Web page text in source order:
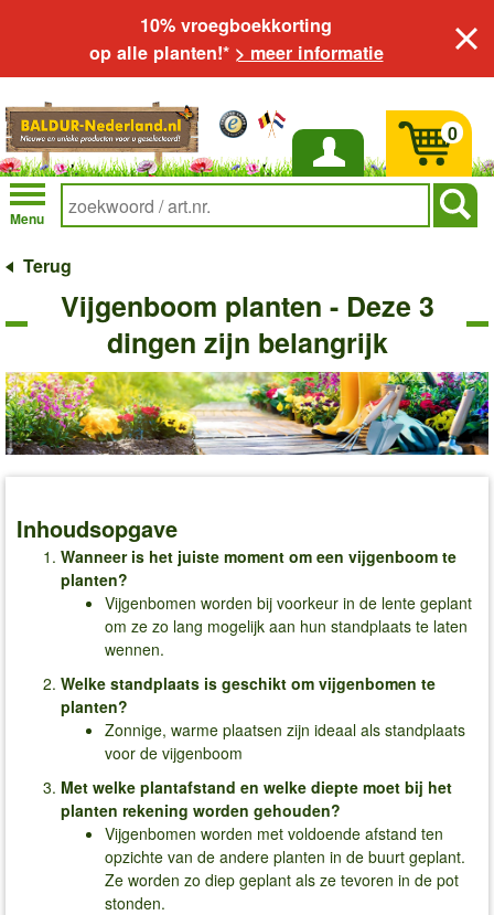
10% vroegboekkorting
op alle planten!* > meer informatie
Inloggen
Menu
0
Terug
Vijgenboom planten - Deze 3
dingen zijn belangrijk
Inhoudsopgave
Wanneer is het juiste moment om een vijgenboom te
planten?
Vijgenbomen worden bij voorkeur in de lente geplant
om ze zo lang mogelijk aan hun standplaats te laten
wennen.
Welke standplaats is geschikt om vijgenbomen te
planten?
Zonnige, warme plaatsen zijn ideaal als standplaats
voor de vijgenboom
Met welke plantafstand en welke diepte moet bij het
planten rekening worden gehouden?
Vijgenbomen worden met voldoende afstand ten
opzichte van de andere planten in de buurt geplant.
Ze worden zo diep geplant als ze tevoren in de pot
stonden.